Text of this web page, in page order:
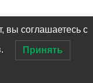
вы соглашаетесь с
Принять